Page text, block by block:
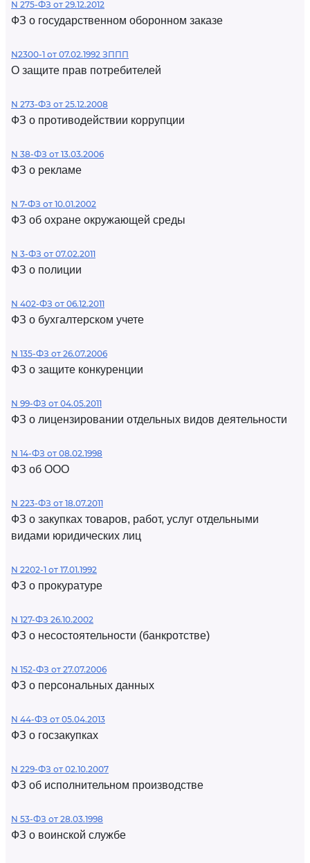
N 275-ФЗ от 29.12.2012
ФЗ о государственном оборонном заказе
N2300-1 от 07.02.1992 ЗППП
О защите прав потребителей
N 273-ФЗ от 25.12.2008
ФЗ о противодействии коррупции
N 38-ФЗ от 13.03.2006
ФЗ о рекламе
N 7-ФЗ от 10.01.2002
ФЗ об охране окружающей среды
N 3-ФЗ от 07.02.2011
ФЗ о полиции
N 402-ФЗ от 06.12.2011
ФЗ о бухгалтерском учете
N 135-ФЗ от 26.07.2006
ФЗ о защите конкуренции
N 99-ФЗ от 04.05.2011
ФЗ о лицензировании отдельных видов деятельности
N 14-ФЗ от 08.02.1998
ФЗ об ООО
N 223-ФЗ от 18.07.2011
ФЗ о закупках товаров, работ, услуг отдельными
видами юридических лиц
N 2202-1 от 17.01.1992
ФЗ о прокуратуре
N 127-ФЗ 26.10.2002
ФЗ о несостоятельности (банкротстве)
N 152-ФЗ от 27.07.2006
ФЗ о персональных данных
N 44-ФЗ от 05.04.2013
ФЗ о госзакупках
N 229-ФЗ от 02.10.2007
ФЗ об исполнительном производстве
N 53-ФЗ от 28.03.1998
ФЗ о воинской службе